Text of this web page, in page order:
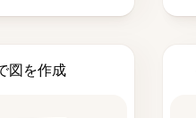
図を作成